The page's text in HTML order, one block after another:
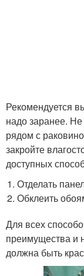
Рекомендуется
надо заранее. Не
рядом с
закройте
доступных
Отделать
Обклеить
Для всех
преимущества и
должна быть